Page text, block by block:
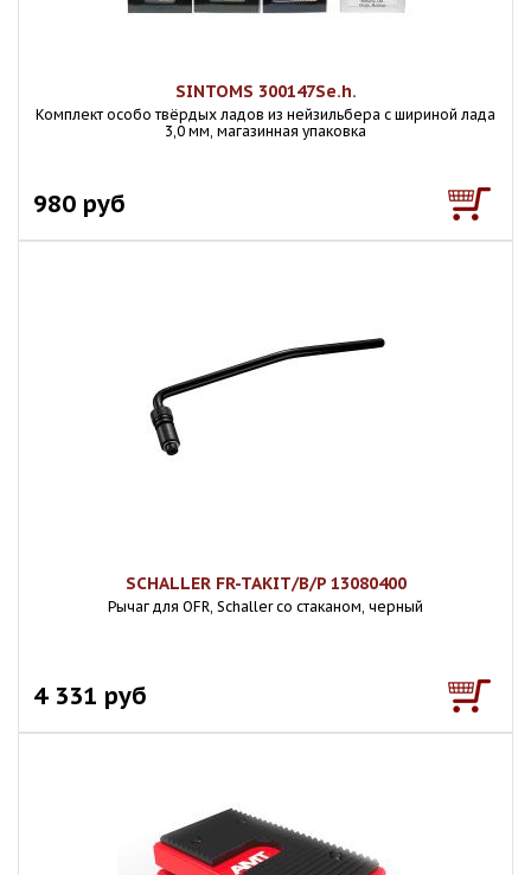
SINTOMS 300147Se.h.
Комплект особо твёрдых ладов из нейзильбера с шириной лада
3,0 мм, магазинная упаковка
980 руб
SCHALLER FR-TAKIT/B/P 13080400
Рычаг для OFR, Schaller со стаканом, черный
4 331 руб